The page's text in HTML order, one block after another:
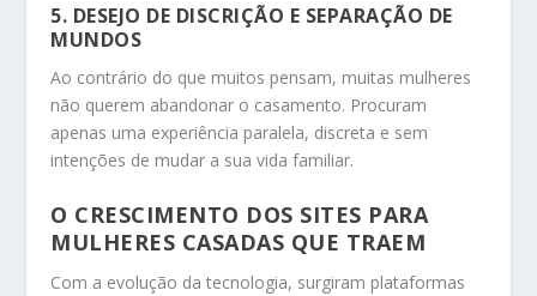
5. DESEJO DE DISCRIÇÃO E SEPARAÇÃO DE
MUNDOS
Ao contrário do que muitos pensam, muitas mulheres
não querem abandonar o casamento. Procuram
apenas uma experiência paralela, discreta e sem
intenções de mudar a sua vida familiar.
O CRESCIMENTO DOS SITES PARA
MULHERES CASADAS QUE TRAEM
Com a evolução da tecnologia, surgiram plataformas